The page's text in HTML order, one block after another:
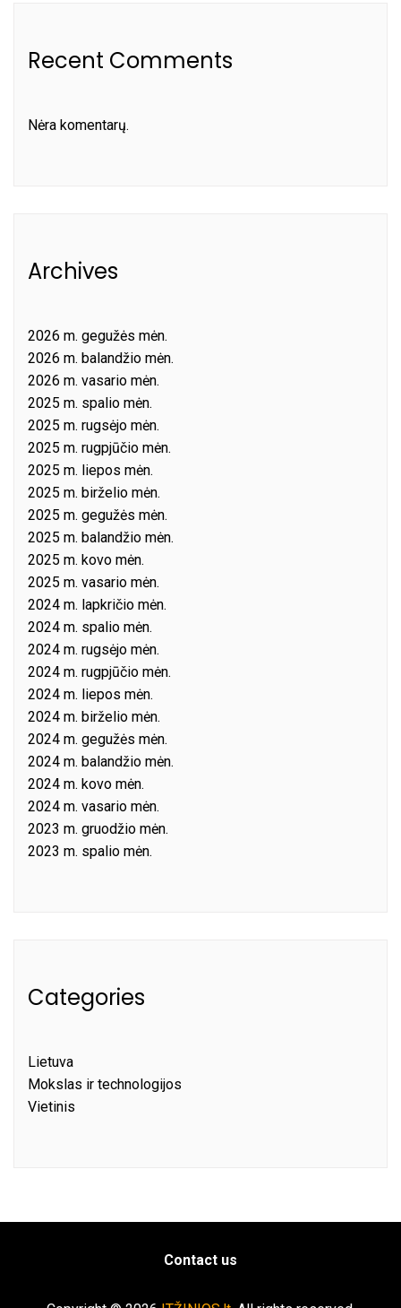
Recent Comments
Nėra komentarų.
Archives
2026 m. gegužės mėn.
2026 m. balandžio mėn.
2026 m. vasario mėn.
2025 m. spalio mėn.
2025 m. rugsėjo mėn.
2025 m. rugpjūčio mėn.
2025 m. liepos mėn.
2025 m. birželio mėn.
2025 m. gegužės mėn.
2025 m. balandžio mėn.
2025 m. kovo mėn.
2025 m. vasario mėn.
2024 m. lapkričio mėn.
2024 m. spalio mėn.
2024 m. rugsėjo mėn.
2024 m. rugpjūčio mėn.
2024 m. liepos mėn.
2024 m. birželio mėn.
2024 m. gegužės mėn.
2024 m. balandžio mėn.
2024 m. kovo mėn.
2024 m. vasario mėn.
2023 m. gruodžio mėn.
2023 m. spalio mėn.
Categories
Lietuva
Mokslas ir technologijos
Vietinis
Contact us